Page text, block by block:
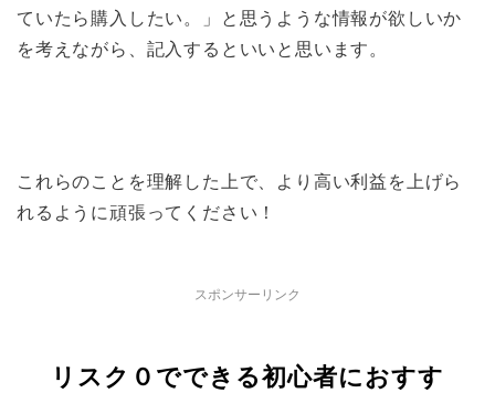
ていたら購入したい。」と思うような情報が欲しいか
を考えながら、記入するといいと思います。
これらのことを理解した上で、より高い利益を上げら
れるように頑張ってください！
スポンサーリンク
リスク０でできる初心者におすす